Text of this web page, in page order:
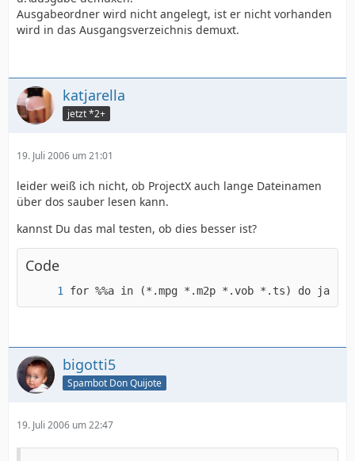
Ausgabeordner wird nicht angelegt, ist er nicht vorhanden
wird in das Ausgangsverzeichnis demuxt.
katjarella
jetzt *2+
19. Juli 2006 um 21:01
leider weiß ich nicht, ob ProjectX auch lange Dateinamen
über dos sauber lesen kann.
kannst Du das mal testen, ob dies besser ist?
Code
for %%a in (*.mpg *.m2p *.vob *.ts) do java -
bigotti5
Spambot Don Quijote
19. Juli 2006 um 22:47